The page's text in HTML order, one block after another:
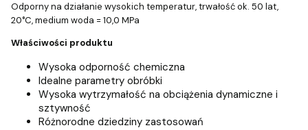
Odporny na działanie wysokich temperatur, trwałość ok. 50 lat,
20°C, medium woda = 10,0 MPa
Właściwości produktu
Wysoka odporność chemiczna
Idealne parametry obróbki
Wysoka wytrzymałość na obciążenia dynamiczne i
sztywność
Różnorodne dziedziny zastosowań